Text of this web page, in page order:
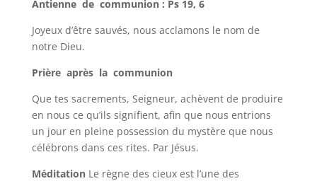
Antienne de communion : Ps 19, 6
Joyeux d’être sauvés, nous acclamons le nom de
notre Dieu.
Prière après la communion
Que tes sacrements, Seigneur, achèvent de produire
en nous ce qu’ils signifient, afin que nous entrions
un jour en pleine possession du mystère que nous
célébrons dans ces rites. Par Jésus.
MéditationLe règne des cieux est l’une des